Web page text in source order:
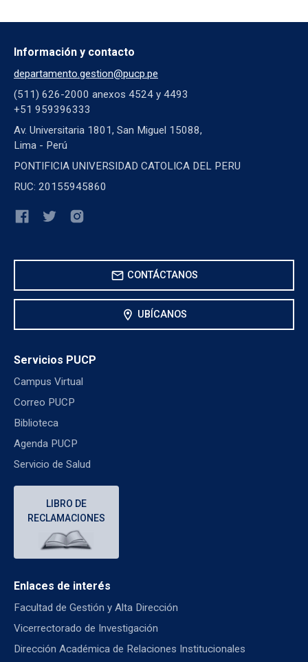
Información y contacto
departamento.gestion@pucp.pe
(511) 626-2000 anexos 4524 y 4493
+51 959396333
Av. Universitaria 1801, San Miguel 15088,
Lima - Perú
PONTIFICIA UNIVERSIDAD CATOLICA DEL PERU
RUC: 20155945860
mail CONTÁCTANOS
location_on UBÍCANOS
Servicios PUCP
Campus Virtual
Correo PUCP
Biblioteca
Agenda PUCP
Servicio de Salud
LIBRO DE
RECLAMACIONES
Enlaces de interés
Facultad de Gestión y Alta Dirección
Vicerrectorado de Investigación
Dirección Académica de Relaciones Institucionales